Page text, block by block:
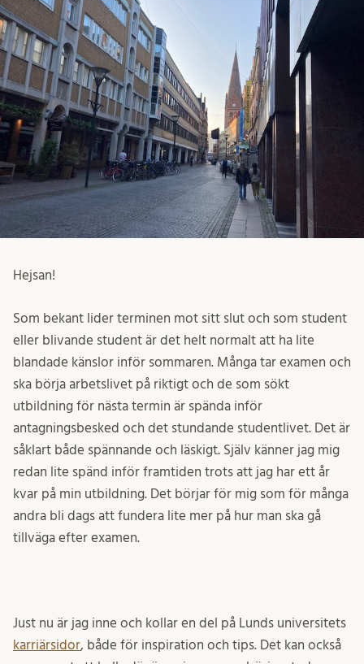
Hejsan!
Som bekant lider terminen mot sitt slut och som student
eller blivande student är det helt normalt att ha lite
blandade känslor inför sommaren. Många tar examen och
ska börja arbetslivet på riktigt och de som sökt
utbildning för nästa termin är spända inför
antagningsbesked och det stundande studentlivet. Det är
såklart både spännande och läskigt. Själv känner jag mig
redan lite spänd inför framtiden trots att jag har ett år
kvar på min utbildning. Det börjar för mig som för många
andra bli dags att fundera lite mer på hur man ska gå
tillväga efter examen.
Just nu är jag inne och kollar en del på Lunds universitets
karriärsidor, både för inspiration och tips. Det kan också